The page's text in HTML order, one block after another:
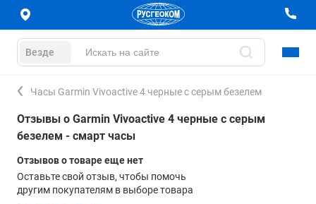
Везде
Часы Garmin Vivoactive 4 черные с серым безелем
Отзывы о Garmin Vivoactive 4 черные с серым
безелем - смарт часы
Отзывов о товаре еще нет
Оставьте свой отзыв, чтобы помочь
другим покупателям в выборе товара